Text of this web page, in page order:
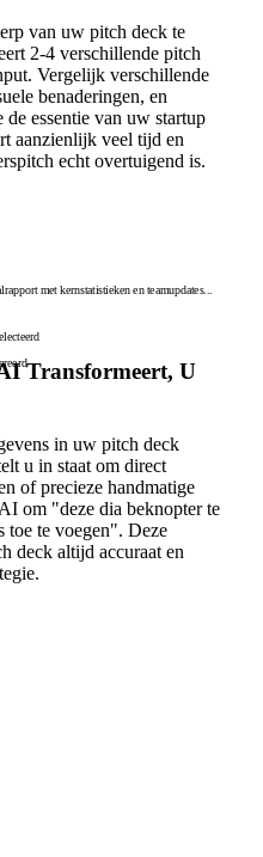
van uw pitch deck te
2-4 verschillende pitch
Vergelijk verschillende
benaderingen, en
de essentie van uw startup
aanzienlijk veel tijd en
echt overtuigend is.
met kernstatistieken en teamupdates...
Transformeert, U
in uw pitch deck
u in staat om direct
of precieze handmatige
om "deze dia beknopter te
toe te voegen". Deze
deck altijd accuraat en